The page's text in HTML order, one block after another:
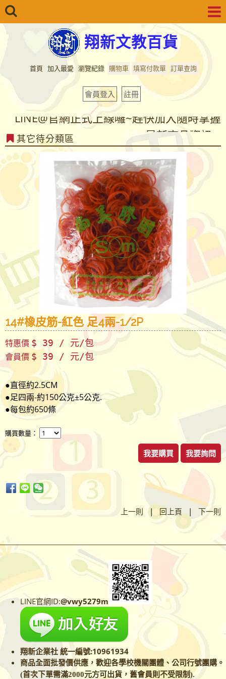
翔新文教百貨
首頁 加入最愛 瀏覽紀錄 購物車 填寫付款單 訂單查詢
會員登入 註冊
LINE@官網正式上線囉~趕快加入隨時掌握
最新商品資訊...
LINE@官網正式上線囉~趕快加入隨時掌握
最新商品資訊...
其它待分類區
14#橡皮筋-紅色 足4兩-1/2P
特惠價 $ 39 / 元/包
會員價 $ 39 / 元/包
●直徑約2.5CM
●足四兩-約150公克±5公克.
●每包約650條
購買數量：
我要購買 我要詢問
上一則 | 回上頁 | 下一則
LINE官網ID:@vwy5279m
翔新企業社 統一編號:10961934
商品全面批發價供應，歡迎各學校機關團體、公司行號團購。
(首次下單需滿2000元方可出貨，舊會員則不受限制).